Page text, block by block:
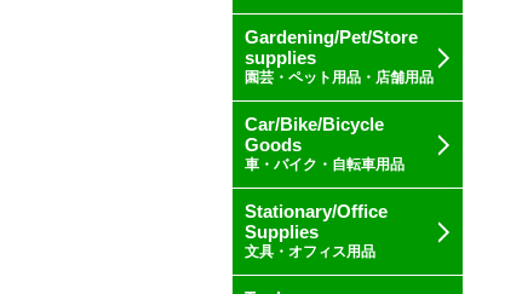
Gardening/Pet/Store
supplies
園芸・ペット用品・店舗用品
Car/Bike/Bicycle
Goods
車・バイク・自転車用品
Stationary/Office
Supplies
文具・オフィス用品